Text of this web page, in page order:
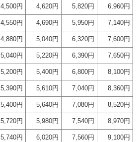
4,500円 4,620円 5,820円 6,960円
4,550円 4,690円 5,950円 7,140円
4,880円 5,040円 6,320円 7,600円
5,040円 5,220円 6,390円 7,650円
5,200円 5,400円 6,800円 8,100円
5,390円 5,610円 7,040円 8,360円
5,400円 5,640円 7,080円 8,520円
5,720円 5,980円 7,540円 8,970円
5,740円 6,020円 7,560円 9,100円